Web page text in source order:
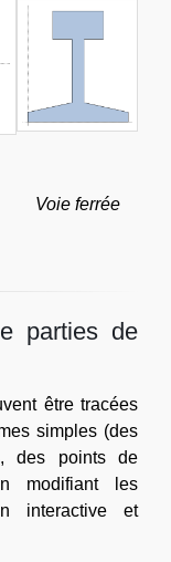
Voie ferrée
parties de
être tracées
simples (des
des points de
modifiant les
interactive et